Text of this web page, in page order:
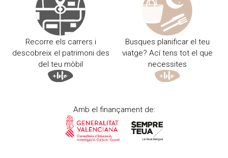
Recorre els carrers i
descobreix el patrimoni des
del teu mòbil
Busques planificar el teu
viatge? Ací tens tot el que
necessites
Amb el finançament de: